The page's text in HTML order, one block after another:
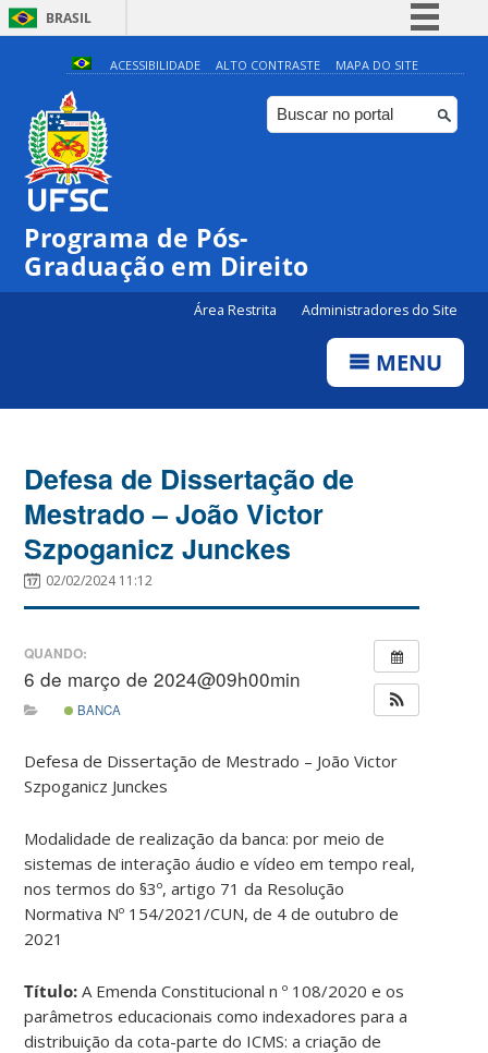
BRASIL
Simplifique!
Comunica BR
Participe
ACESSIBILIDADE ALTO CONTRASTE MAPA DO SITE
Programa de Pós-
Graduação em Direito
Área Restrita Administradores do Site
MENU
Defesa de Dissertação de
Mestrado – João Victor
Szpoganicz Junckes
02/02/2024 11:12
QUANDO:
6 de março de 2024@09h00min
BANCA
Defesa de Dissertação de Mestrado – João Victor
Szpoganicz Junckes
Modalidade de realização da banca: por meio de
sistemas de interação áudio e vídeo em tempo real,
nos termos do §3º, artigo 71 da Resolução
Normativa Nº 154/2021/CUN, de 4 de outubro de
2021
Título:A Emenda Constitucional n º 108/2020 e os
parâmetros educacionais como indexadores para a
distribuição da cota-parte do ICMS: a criação de